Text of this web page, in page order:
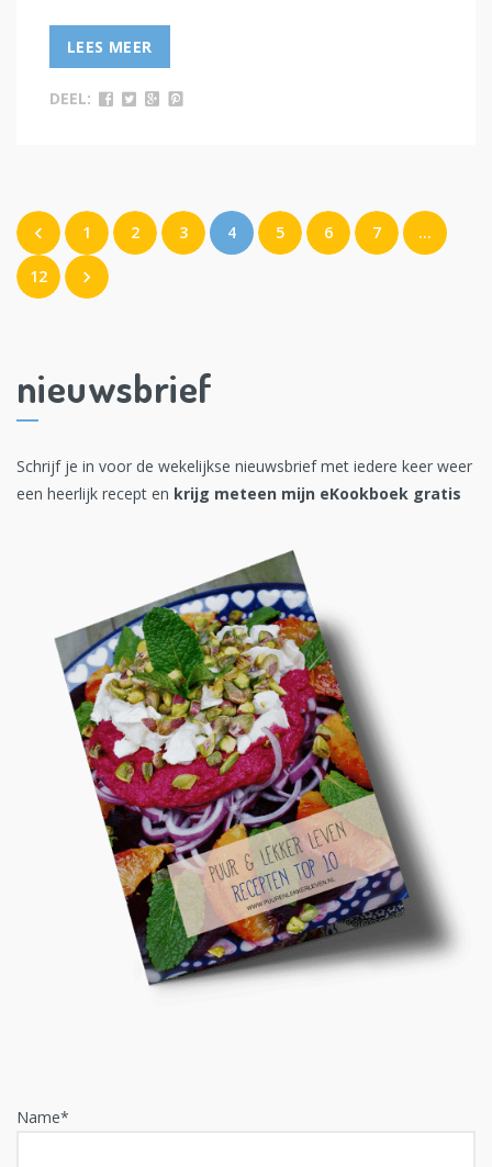
LEES MEER
DEEL:
1 2 3 4 5 6 7 …
12
nieuwsbrief
Schrijf je in voor de wekelijkse nieuwsbrief met iedere keer weer
een heerlijk recept en krijg meteen mijn eKookboek gratis
Name*